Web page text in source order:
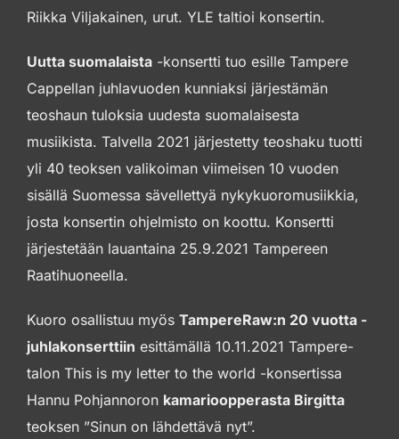
Riikka Viljakainen, urut. YLE taltioi konsertin.
Uutta suomalaista -konsertti tuo esille Tampere
Cappellan juhlavuoden kunniaksi järjestämän
teoshaun tuloksia uudesta suomalaisesta
musiikista. Talvella 2021 järjestetty teoshaku tuotti
yli 40 teoksen valikoiman viimeisen 10 vuoden
sisällä Suomessa sävellettyä nykykuoromusiikkia,
josta konsertin ohjelmisto on koottu. Konsertti
järjestetään lauantaina 25.9.2021 Tampereen
Raatihuoneella.
Kuoro osallistuu myös TampereRaw:n 20 vuotta -
juhlakonserttiin esittämällä 10.11.2021 Tampere-
talon This is my letter to the world -konsertissa
Hannu Pohjannoron kamarioopperasta Birgitta
teoksen ”Sinun on lähdettävä nyt”.